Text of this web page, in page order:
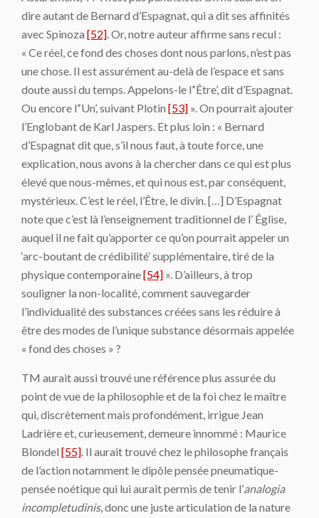
dire autant de Bernard d’Espagnat, qui a dit ses affinités
avec Spinoza [52]. Or, notre auteur affirme sans recul :
« Ce réel, ce fond des choses dont nous parlons, n’est pas
une chose. Il est assurément au-delà de l’espace et sans
doute aussi du temps. Appelons-le l’‘Être’, dit d’Espagnat.
Ou encore l’‘Un’, suivant Plotin [53] ». On pourrait ajouter
l’Englobant de Karl Jaspers. Et plus loin : « Bernard
d’Espagnat dit que, s’il nous faut, à toute force, une
explication, nous avons à la chercher dans ce qui est plus
élevé que nous-mêmes, et qui nous est, par conséquent,
mystérieux. C’est le réel, l’Être, le divin. […] D’Espagnat
note que c’est là l’enseignement traditionnel de l’ Église,
auquel il ne fait qu’apporter ce qu’on pourrait appeler un
‘arc-boutant de crédibilité’ supplémentaire, tiré de la
physique contemporaine[54] ». D’ailleurs, à trop
souligner la non-localité, comment sauvegarder
l’individualité des substances créées sans les réduire à
être des modes de l’unique substance désormais appelée
« fond des choses » ?
TM aurait aussi trouvé une référence plus assurée du
point de vue de la philosophie et de la foi chez le maître
qui, discrètement mais profondément, irrigue Jean
Ladrière et, curieusement, demeure innommé : Maurice
Blondel [55]. Il aurait trouvé chez le philosophe français
de l’action notamment le dipôle pensée pneumatique-
pensée noétique qui lui aurait permis de tenir l’analogia
incompletudinis, donc une juste articulation de la nature